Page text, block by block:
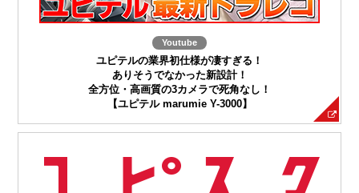
Youtube
ユピテルの業界初仕様が凄すぎる！
ありそうでなかった新設計！
全方位・高画質の3カメラで死角なし！
【ユピテル marumie Y-3000】